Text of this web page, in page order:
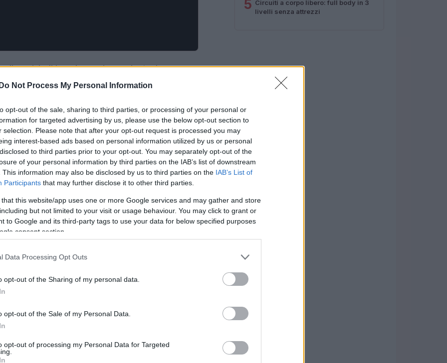
Do Not Process My Personal Information
opt-out of the sale, sharing to third parties, or processing of your personal or
for targeted advertising by us, please use the below opt-out section to
selection. Please note that after your opt-out request is processed you may
interest-based ads based on personal information utilized by us or personal
to third parties prior to your opt-out. You may separately opt-out of the
of your personal information by third parties on the IAB’s list of downstream
This information may also be disclosed by us to third parties on the IAB’s List of
Participants that may further disclose it to other third parties.
that this website/app uses one or more Google services and may gather and store
but not limited to your visit or usage behaviour. You may click to grant or
to Google and its third-party tags to use your data for below specified purposes
consent section.
Data Processing Opt Outs
opt-out of the Sharing of my personal data.
opt-out of the Sale of my Personal Data.
opt-out of processing my Personal Data for Targeted
e risiedi in un’area pianeggiante, la corsa
Questo è un metodo di allenamento
della corsa tradizionale e può essere
implicazioni positive, alcune delle
5 Circuiti a corpo libero: full body in 3
livelli senza attrezzi